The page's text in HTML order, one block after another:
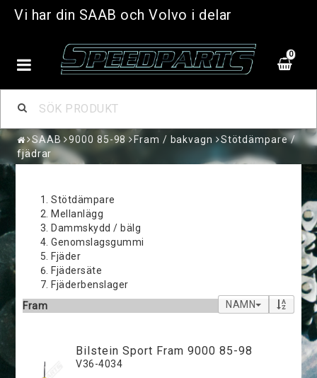
Vi har din SAAB och Volvo i delar
0
SAAB 9000 85-98 Fram / bakvagn
Stötdämpare /
fjädrar
Stötdämpare
Mellanlägg
Dammskydd / bälg
Genomslagsgummi
Fjäder
Fjädersäte
Fjäderbenslager
Fram
NAMN
Bilstein Sport Fram 9000 85-98
V36-4034